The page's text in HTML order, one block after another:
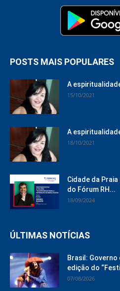
POSTS MAIS POPULARES
A
15/10/2021
A
18/10/2021
Cidade da
do Fórum RH...
18/09/2024
ÚLTIMAS NOTÍCIAS
Brasil: Governo
edição do
07/08/2026